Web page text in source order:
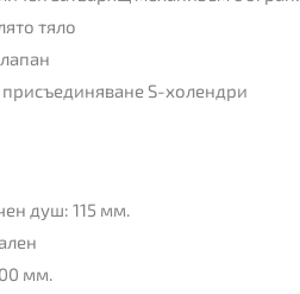
тяло
S-холендри
душ: 115 мм.
мм.